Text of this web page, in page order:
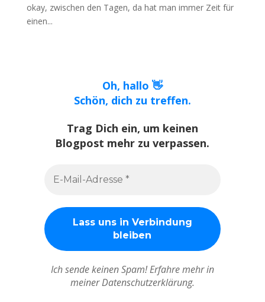
okay, zwischen den Tagen, da hat man immer Zeit für
einen...
Oh, hallo 👋
Schön, dich zu treffen.
Trag Dich ein, um keinen
Blogpost mehr zu verpassen.
Ich sende keinen Spam! Erfahre mehr in
meiner Datenschutzerklärung.